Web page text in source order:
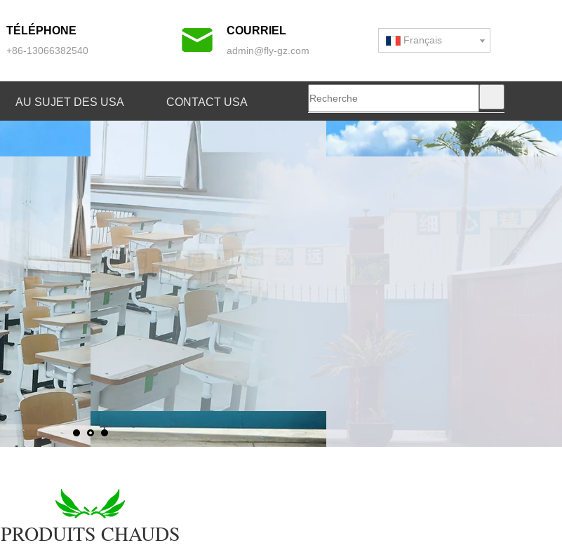
TÉLÉPHONE
+86-13066382540
COURRIEL
admin@fly-gz.com
Français
AU SUJET DES USA CONTACT USA
PRODUITS CHAUDS